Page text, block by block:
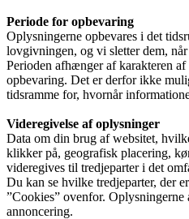
Periode for opbevaring
Oplysningerne opbevares i det
lovgivningen, og vi sletter dem,
Perioden afhænger af karakteren
opbevaring. Det er derfor ikke
tidsramme for, hvornår
Videregivelse af oplysninger
Data om din brug af websitet,
klikker på, geografisk placering,
videregives til tredjeparter i det
Du kan se hvilke tredjeparter, der
”Cookies” ovenfor.
annoncering.